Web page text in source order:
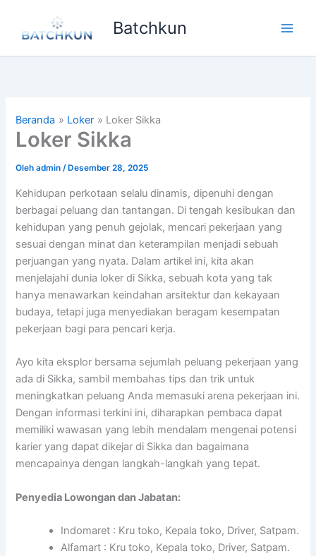
konten
Batchkun
Beranda Loker Loker Sikka
Loker Sikka
Olehadmin/ Desember 28, 2025
Kehidupan perkotaan selalu dinamis, dipenuhi dengan
berbagai peluang dan tantangan. Di tengah kesibukan dan
kehidupan yang penuh gejolak, mencari pekerjaan yang
sesuai dengan minat dan keterampilan menjadi sebuah
perjuangan yang nyata. Dalam artikel ini, kita akan
menjelajahi dunia loker di Sikka, sebuah kota yang tak
hanya menawarkan keindahan arsitektur dan kekayaan
budaya, tetapi juga menyediakan beragam kesempatan
pekerjaan bagi para pencari kerja.
Ayo kita eksplor bersama sejumlah peluang pekerjaan yang
ada di Sikka, sambil membahas tips dan trik untuk
meningkatkan peluang Anda memasuki arena pekerjaan ini.
Dengan informasi terkini ini, diharapkan pembaca dapat
memiliki wawasan yang lebih mendalam mengenai potensi
karier yang dapat dikejar di Sikka dan bagaimana
mencapainya dengan langkah-langkah yang tepat.
Penyedia Lowongan dan Jabatan:
Indomaret : Kru toko, Kepala toko, Driver, Satpam.
Alfamart : Kru toko, Kepala toko, Driver, Satpam.